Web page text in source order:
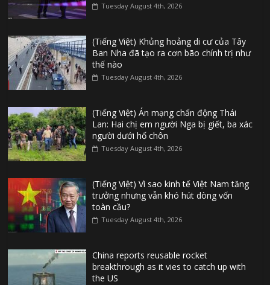
Tuesday August 4th, 2026
(Tiếng Việt) Khủng hoảng di cư của Tây
Ban Nha đã tạo ra cơn bão chính trị như
thế nào
Tuesday August 4th, 2026
(Tiếng Việt) Án mạng chấn động Thái
Lan: Hai chị em người Nga bị giết, ba xác
người dưới hố chôn
Tuesday August 4th, 2026
(Tiếng Việt) Vì sao kinh tế Việt Nam tăng
trưởng nhưng vẫn khó hút dòng vốn
toàn cầu?
Tuesday August 4th, 2026
China reports reusable rocket
breakthrough as it vies to catch up with
the US